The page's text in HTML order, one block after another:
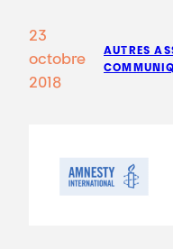
23
octobre
2018
AUTRES